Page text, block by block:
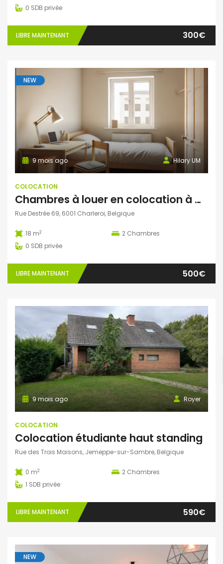
0 SDB privée
LIBRE MAINTENANT 300€
NEW
Hilary UM
9 mois ago
COLOCATION
Chambres à louer en colocation à marcinelle
Rue Destrée 69, 6001 Charleroi, Belgique
18 m2 2 Chambres
0 SDB privée
LIBRE MAINTENANT 500€
Royer
9 mois ago
COLOCATION
Colocation étudiante haut standing
Rue des Trois Maisons, Jemeppe-sur-Sambre, Belgique
0 m2 2 Chambres
1 SDB privée
LIBRE MAINTENANT 590€
NEW